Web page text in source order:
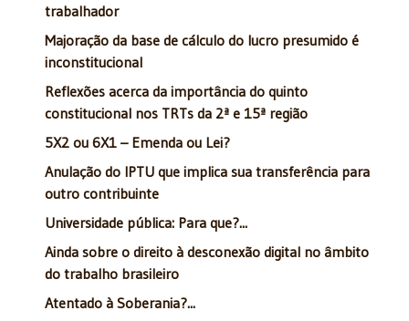
trabalhador
Majoração da base de cálculo do lucro presumido é
inconstitucional
Reflexões acerca da importância do quinto
constitucional nos TRTs da 2ª e 15ª região
5X2 ou 6X1 – Emenda ou Lei?
Anulação do IPTU que implica sua transferência para
outro contribuinte
Universidade pública: Para que?...
Ainda sobre o direito à desconexão digital no âmbito
do trabalho brasileiro
Atentado à Soberania?...